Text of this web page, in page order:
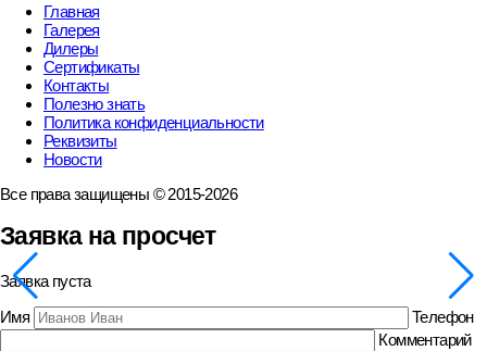
Главная
Галерея
Дилеры
Сертификаты
Контакты
Полезно знать
Политика конфиденциальности
Реквизиты
Новости
Все права защищены © 2015-2026
Заявка на просчет
Заявка пуста
Имя
Телефон
Комментарий